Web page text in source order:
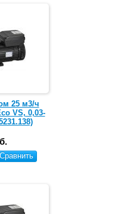
25 м3/ч
VS, 0,03-
Сравнить